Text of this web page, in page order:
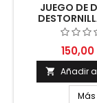
JUEGO DE
150,00
 Añadir
Más